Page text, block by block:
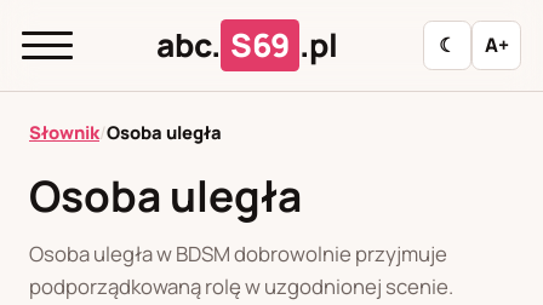
abc. S69 .pl ☾ A+
abc.
E
J
K L M N O P R
S
Słownik/Osoba uległa
Osoba uległa
Osoba uległa w BDSM dobrowolnie przyjmuje
podporządkowaną rolę w uzgodnionej scenie.